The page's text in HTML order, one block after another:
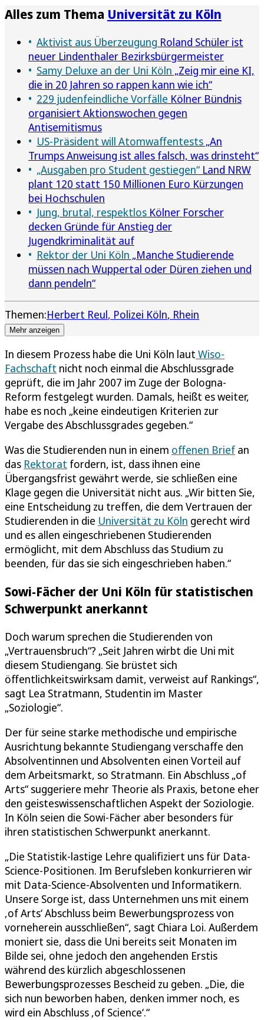
Alles zum Thema Universität zu Köln
Aktivist aus Überzeugung Roland Schüler ist
neuer Lindenthaler Bezirksbürgermeister
Samy Deluxe an der Uni Köln „Zeig mir eine KI,
die in 20 Jahren so rappen kann wie ich“
229 judenfeindliche Vorfälle Kölner Bündnis
organisiert Aktionswochen gegen
Antisemitismus
US-Präsident will Atomwaffentests „An
Trumps Anweisung ist alles falsch, was drinsteht“
„Ausgaben pro Student gestiegen“ Land NRW
plant 120 statt 150 Millionen Euro Kürzungen
bei Hochschulen
Jung, brutal, respektlos Kölner Forscher
decken Gründe für Anstieg der
Jugendkriminalität auf
Rektor der Uni Köln „Manche Studierende
müssen nach Wuppertal oder Düren ziehen und
dann pendeln“
Themen:Herbert Reul Polizei Köln Rhein
Mehr anzeigen
In diesem Prozess habe die Uni Köln laut Wiso-
Fachschaft nicht noch einmal die Abschlussgrade
geprüft, die im Jahr 2007 im Zuge der Bologna-
Reform festgelegt wurden. Damals, heißt es weiter,
habe es noch „keine eindeutigen Kriterien zur
Vergabe des Abschlussgrades gegeben.“
Was die Studierenden nun in einem offenen Brief an
das Rektorat fordern, ist, dass ihnen eine
Übergangsfrist gewährt werde, sie schließen eine
Klage gegen die Universität nicht aus. „Wir bitten Sie,
eine Entscheidung zu treffen, die dem Vertrauen der
Studierenden in die Universität zu Köln gerecht wird
und es allen eingeschriebenen Studierenden
ermöglicht, mit dem Abschluss das Studium zu
beenden, für das sie sich eingeschrieben haben.“
Sowi-Fächer der Uni Köln für statistischen
Schwerpunkt anerkannt
Doch warum sprechen die Studierenden von
„Vertrauensbruch“? „Seit Jahren wirbt die Uni mit
diesem Studiengang. Sie brüstet sich
öffentlichkeitswirksam damit, verweist auf Rankings“,
sagt Lea Stratmann, Studentin im Master
„Soziologie“.
Der für seine starke methodische und empirische
Ausrichtung bekannte Studiengang verschaffe den
Absolventinnen und Absolventen einen Vorteil auf
dem Arbeitsmarkt, so Stratmann. Ein Abschluss „of
Arts“ suggeriere mehr Theorie als Praxis, betone eher
den geisteswissenschaftlichen Aspekt der Soziologie.
In Köln seien die Sowi-Fächer aber besonders für
ihren statistischen Schwerpunkt anerkannt.
„Die Statistik-lastige Lehre qualifiziert uns für Data-
Science-Positionen. Im Berufsleben konkurrieren wir
mit Data-Science-Absolventen und Informatikern.
Unsere Sorge ist, dass Unternehmen uns mit einem
‚of Arts‘ Abschluss beim Bewerbungsprozess von
vorneherein ausschließen“, sagt Chiara Loi. Außerdem
moniert sie, dass die Uni bereits seit Monaten im
Bilde sei, ohne jedoch den angehenden Erstis
während des kürzlich abgeschlossenen
Bewerbungsprozesses Bescheid zu geben. „Die, die
sich nun beworben haben, denken immer noch, es
wird ein Abschluss ‚of Science‘.“